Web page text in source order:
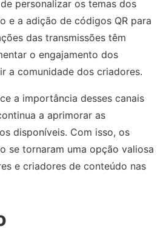
personalizar os temas dos
e a adição de códigos QR para
das transmissões têm
o engajamento dos
a comunidade dos criadores.
a importância desses canais
a aprimorar as
disponíveis. Com isso, os
se tornaram uma opção valiosa
e criadores de conteúdo nas